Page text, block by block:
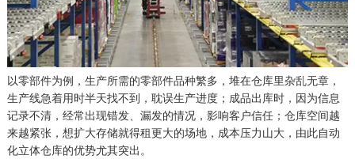
以零部件为例，生产所需的零部件品种繁多，堆在仓库里杂乱无章，
生产线急着用时半天找不到，耽误生产进度；成品出库时，因为信息
记录不清，经常出现错发、漏发的情况，影响客户信任；仓库空间越
来越紧张，想扩大存储就得租更大的场地，成本压力山大，由此自动
化立体仓库的优势尤其突出。